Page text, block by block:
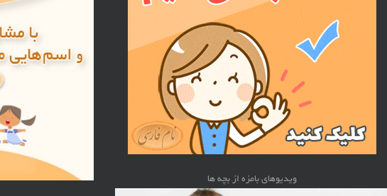
ویدیوهای بامزه از بچه ها